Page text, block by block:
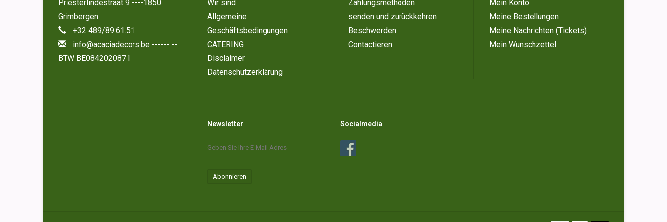
Priesterlindestraat 9 ----1850
Grimbergen
+32 489/89.61.51
info@acaciadecors.be ------ --
BTW BE0842020871
Wir sind
Allgemeine
Geschäftsbedingungen
CATERING
Disclaimer
Datenschutzerklärung
Zahlungsmethoden
senden und zurückkehren
Beschwerden
Contactieren
Mein Konto
Meine Bestellungen
Meine Nachrichten (Tickets)
Mein Wunschzettel
Newsletter
Abonnieren
Socialmedia